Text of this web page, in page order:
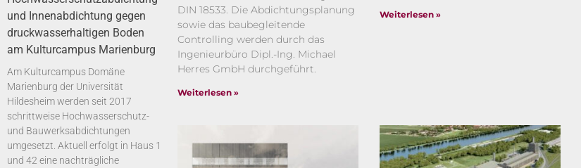
und Innenabdichtung gegen
druckwasserhaltigen Boden
am Kulturcampus Marienburg
Am Kulturcampus Domäne
Marienburg der Universität
Hildesheim werden seit 2017
schrittweise Hochwasserschutz-
und Bauwerksabdichtungen
umgesetzt. Aktuell erfolgt in Haus 1
und 42 eine nachträgliche
DIN 18533. Die Abdichtungsplanung
sowie das baubegleitende
Controlling werden durch das
Ingenieurbüro Dipl.-Ing. Michael
Herres GmbH durchgeführt.
Weiterlesen »
Weiterlesen »